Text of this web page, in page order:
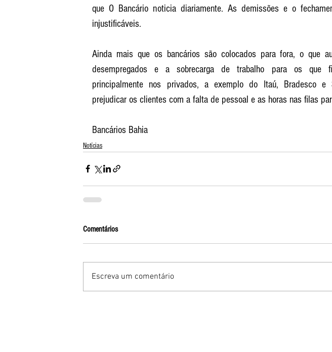
que O Bancário noticia diariamente. As demissões e o
injustificáveis.
Ainda mais que os bancários são colocados para fora, o que
desempregados e a sobrecarga de trabalho para os que
principalmente nos privados, a exemplo do Itaú, Bradesco e
prejudicar os clientes com a falta de pessoal e as horas nas filas
Bancários Bahia
Notícias
Comentários
Escreva um comentário